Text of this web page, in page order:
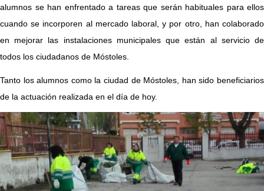
alumnos se han enfrentado a tareas que serán habituales para ellos
cuando se incorporen al mercado laboral, y por otro, han colaborado
en mejorar las instalaciones municipales que están al servicio de
todos los ciudadanos de Móstoles.
Tanto los alumnos como la ciudad de Móstoles, han sido beneficiarios
de la actuación realizada en el día de hoy.